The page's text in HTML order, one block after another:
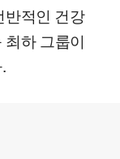
반적인 건강
하 그룹이